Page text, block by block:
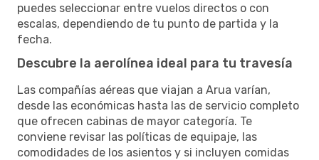
puedes seleccionar entre vuelos directos o con
escalas, dependiendo de tu punto de partida y la
fecha.
Descubre la aerolínea ideal para tu travesía
Las compañías aéreas que viajan a Arua varían,
desde las económicas hasta las de servicio completo
que ofrecen cabinas de mayor categoría. Te
conviene revisar las políticas de equipaje, las
comodidades de los asientos y si incluyen comidas